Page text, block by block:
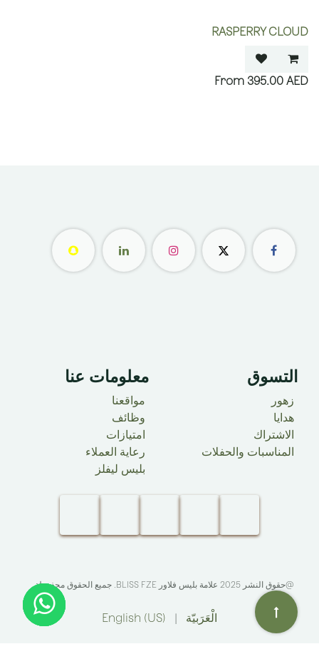
RASPERRY CLOUD
395.00 AED
التسوق
زهور
هدايا
الاشتراك
المناسبات والحفلات
معلومات عنا ​
مواقعنا
وظائف
امتيازات
رعاية العملاء
بليس ليفلز
@حقوق النشر 2025 علامة بليس فلاور BLISS FZE. جميع الحقوق محفوظة.​
الْعَرَبيّة English (US)